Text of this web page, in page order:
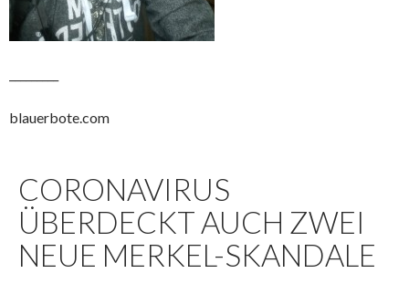
blauerbote.com
CORONAVIRUS
ÜBERDECKT AUCH ZWEI
NEUE MERKEL-SKANDALE